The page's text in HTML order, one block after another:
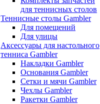
для теннисных столов
Теннисные столы Gambler
Для помещений
Для улицы
Аксессуары для настольного
тенниса Gambler
Накладки Gambler
Основания Gambler
Сетки и мячи Gambler
Чехлы Gambler
Ракетки Gambler